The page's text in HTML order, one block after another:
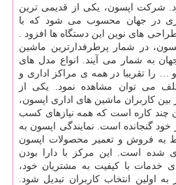
شرکت اپسون، یکی از قدیمی ترین
در جهان محسوب می شود که با
های نوین این دستگاه ها افزود .
در شمار پرطرفدارترین ماشین
به شمار می آیند. انواع مدل های
… را تقریبا در همه ی مراکز اداری و
می توان مشاهده نمود. یکی از
بین کاربران ماشین های اداری اپسون،
چند کاره است که همه نیازهای کسب
گنجانده است. نمایندگی اپسون به
به فروش و تعمیر محصولات اپسون
شده است. این مرکز با دارا بودن
خدمات با کیفیت به مشتریان خود،
اولین انتخاب کاربران تبدیل شود.